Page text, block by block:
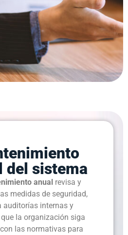
del sistema
anual revisa y
medidas de seguridad,
auditorías internas y
la organización siga
las normativas para